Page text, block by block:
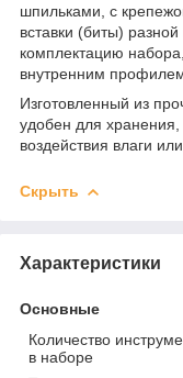
шпильками, с
вставки (биты)
комплектацию
внутренним
Изготовленный из
удобен для
воздействия влаги или
Скрыть
Характеристики
Основные
Количество
в наборе